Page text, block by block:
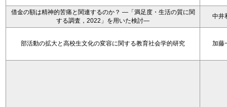
借金の額は精神的苦痛と関連するのか？ ―「満足度・生活の質に関
する調査，2022」を用いた検討―
中井
部活動の拡大と高校生文化の変容に関する教育社会学的研究 加藤